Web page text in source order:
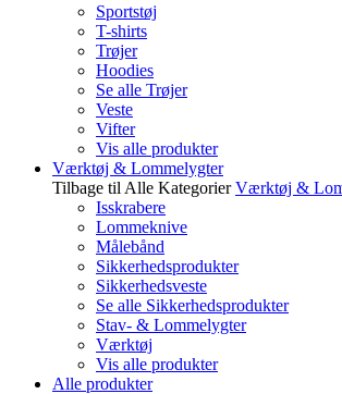
Sportstøj
T-shirts
Trøjer
Hoodies
Se alle Trøjer
Veste
Vifter
Vis alle produkter
Værktøj & Lommelygter
Tilbage til Alle Kategorier Værktøj &
Isskrabere
Lommeknive
Målebånd
Sikkerhedsprodukter
Sikkerhedsveste
Se alle Sikkerhedsprodukter
Stav- & Lommelygter
Værktøj
Vis alle produkter
Alle produkter